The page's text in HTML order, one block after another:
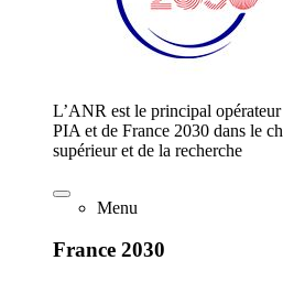
L’ANR est le principal
PIA et de France 2030 dans le
supérieur et de la recherche
Menu
France 2030